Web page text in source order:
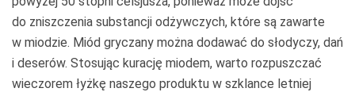
do zniszczenia substancji odżywczych, które są zawarte
w miodzie. Miód gryczany można dodawać do słodyczy, dań
i deserów. Stosując kurację miodem, warto rozpuszczać
wieczorem łyżkę naszego produktu w szklance letniej